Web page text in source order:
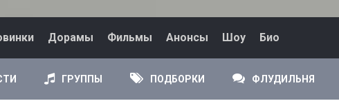
Дорамы Фильмы Анонсы Шоу Био
ГРУППЫ ПОДБОРКИ ФЛУДИЛЬНЯ